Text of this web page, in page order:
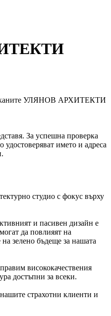
УЛЯНОВ АРХИТЕКТИ
За успешна проверка
името и адреса
студио с фокус върху
и пасивен дизайн е
да повлияят на
на зелено бъдеще за нашата
висококачествения
достъпни за всеки.
страхотни клиенти и